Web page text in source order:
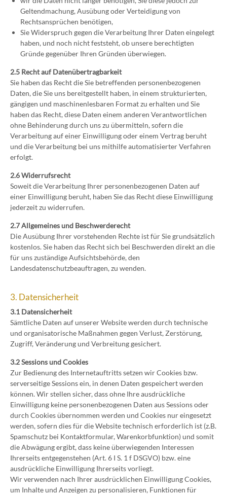
Geltendmachung, Ausübung oder Verteidigung von
Rechtsansprüchen benötigen,
Sie Widerspruch gegen die Verarbeitung Ihrer Daten eingelegt
haben, und noch nicht feststeht, ob unsere berechtigten
Gründe gegenüber Ihren Gründen überwiegen.
2.5 Recht auf Datenübertragbarkeit
Sie haben das Recht die Sie betreffenden personenbezogenen
Daten, die Sie uns bereitgestellt haben, in einem strukturierten,
gängigen und maschinenlesbaren Format zu erhalten und Sie
haben das Recht, diese Daten einem anderen Verantwortlichen
ohne Behinderung durch uns zu übermitteln, sofern die
Verarbeitung auf einer Einwilligung oder einem Vertrag beruht
und die Verarbeitung bei uns mithilfe automatisierter Verfahren
erfolgt.
2.6 Widerrufsrecht
Soweit die Verarbeitung Ihrer personenbezogenen Daten auf
einer Einwilligung beruht, haben Sie das Recht diese Einwilligung
jederzeit zu widerrufen.
2.7 Allgemeines und Beschwerderecht
Die Ausübung Ihrer vorstehenden Rechte ist für Sie grundsätzlich
kostenlos. Sie haben das Recht sich bei Beschwerden direkt an die
für uns zuständige Aufsichtsbehörde, den
Landesdatenschutzbeauftragen, zu wenden.
3. Datensicherheit
3.1 Datensicherheit
Sämtliche Daten auf unserer Website werden durch technische
und organisatorische Maßnahmen gegen Verlust, Zerstörung,
Zugriff, Veränderung und Verbreitung gesichert.
3.2 Sessions und Cookies
Zur Bedienung des Internetauftritts setzen wir Cookies bzw.
serverseitige Sessions ein, in denen Daten gespeichert werden
können. Wir stellen sicher, dass ohne Ihre ausdrückliche
Einwilligung keine personenbezogenen Daten aus Sessions oder
durch Cookies übernommen werden und Cookies nur eingesetzt
werden, sofern dies für die Website technisch erforderlich ist (z.B.
Spamschutz bei Kontaktformular, Warenkorbfunktion) und somit
die Abwägung ergibt, dass keine überwiegenden Interessen
Ihrerseits entgegenstehen (Art. 6 I S. 1 f DSGVO) bzw. eine
ausdrückliche Einwilligung Ihrerseits vorliegt.
Wir verwenden nach Ihrer ausdrücklichen Einwilligung Cookies,
um Inhalte und Anzeigen zu personalisieren, Funktionen für